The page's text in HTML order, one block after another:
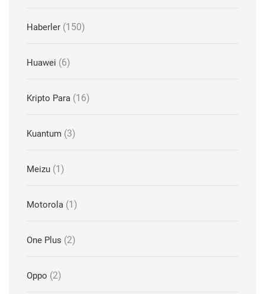
Haberler (150)
Huawei (6)
Kripto Para (16)
Kuantum (3)
Meizu (1)
Motorola (1)
One Plus (2)
Oppo (2)